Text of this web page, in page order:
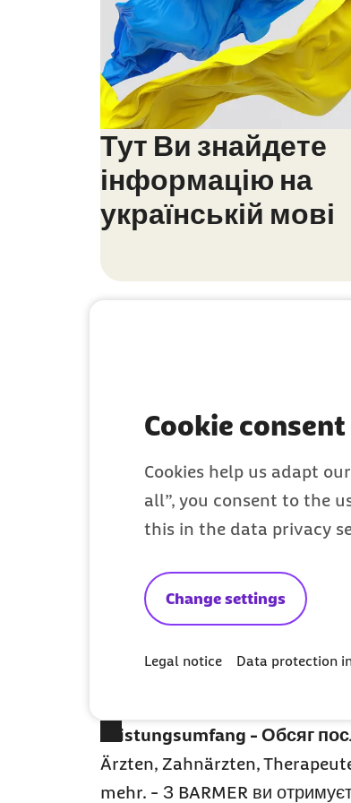
Cookie
Cookies help us adapt
all”, you consent to the
this in the data privacy
Change settings
Legal notice Data protection
Тут Ви знайдете
інформацію на
українській мові
Das
Krankenkassenwahl -Вибір
Unterstützung erhält,
auswählen. - Усі люди, які
Leistungsumfang - Обсяг
Ärzten, Zahnärzten,
mehr. - З BARMER ви